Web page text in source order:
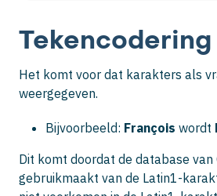
Tekencodering
Het komt voor dat karakters als
weergegeven.
Bijvoorbeeld: François wordt
Dit komt doordat de database van
gebruikmaakt van de Latin1-